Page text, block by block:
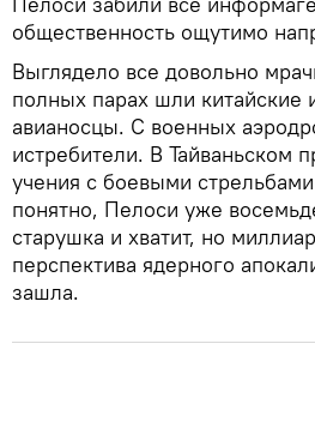
общественность ощутимо
Выглядело все довольно
полных парах шли китайские
авианосцы. С военных
истребители. В Тайваньском
учения с боевыми
понятно, Пелоси уже
старушка и хватит, но
перспектива ядерного
зашла.